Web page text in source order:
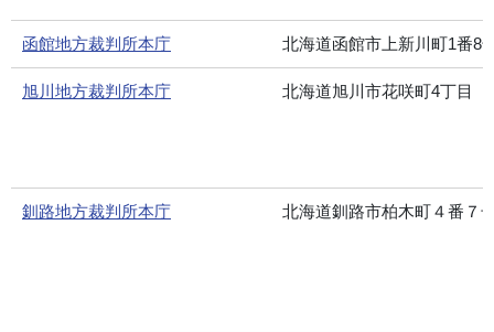
函館地方裁判所本庁 北海道函館市上新川町1番8
旭川地方裁判所本庁 北海道旭川市花咲町4丁目
釧路地方裁判所本庁 北海道釧路市柏木町４番７